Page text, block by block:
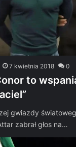
7 kwietnia 2018 0
to
gwiazdy
zabrał głos na…